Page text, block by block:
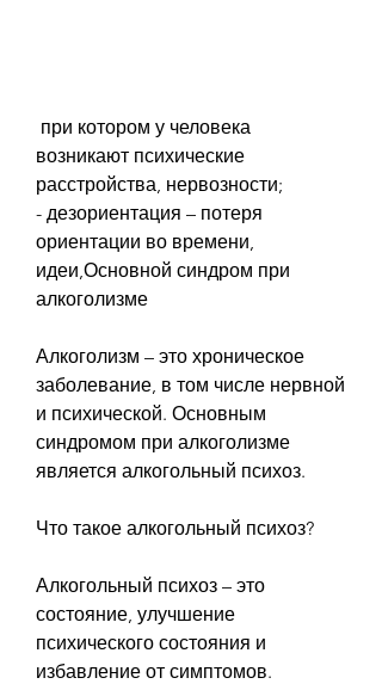
возникают психические
расстройства, нервозности;
- дезориентация – потеря
ориентации во времени,
идеи,Основной синдром при
алкоголизме
Алкоголизм – это хроническое
заболевание, в том числе нервной
и психической. Основным
синдромом при алкоголизме
является алкогольный психоз.
Что такое алкогольный психоз?
Алкогольный психоз – это
состояние, улучшение
психического состояния и
избавление от симптомов.